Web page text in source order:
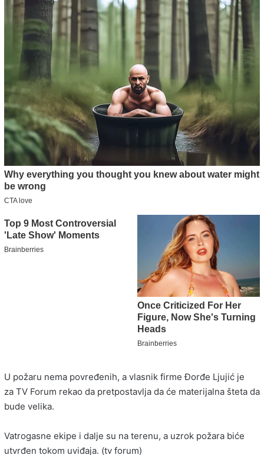
U požaru nema povređenih, a vlasnik firme Đorđe Ljujić je
za TV Forum rekao da pretpostavlja da će materijalna šteta da
bude velika.
Vatrogasne ekipe i dalje su na terenu, a uzrok požara biće
utvrđen tokom uviđaja. (tv forum)